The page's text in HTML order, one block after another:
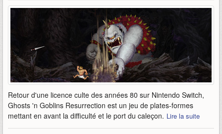
Retour d'une licence culte des années 80 sur Nintendo Switch,
Ghosts 'n Goblins Resurrection est un jeu de plates-formes
mettant en avant la difficulté et le port du caleçon. Lire la suite